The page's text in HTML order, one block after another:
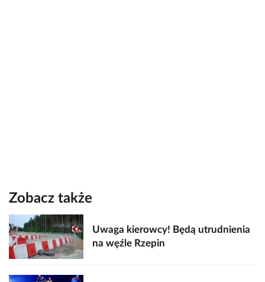
Zobacz także
Uwaga kierowcy! Będą utrudnienia
na węźle Rzepin